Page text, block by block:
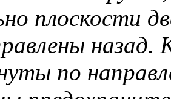
плоскости
назад.
по